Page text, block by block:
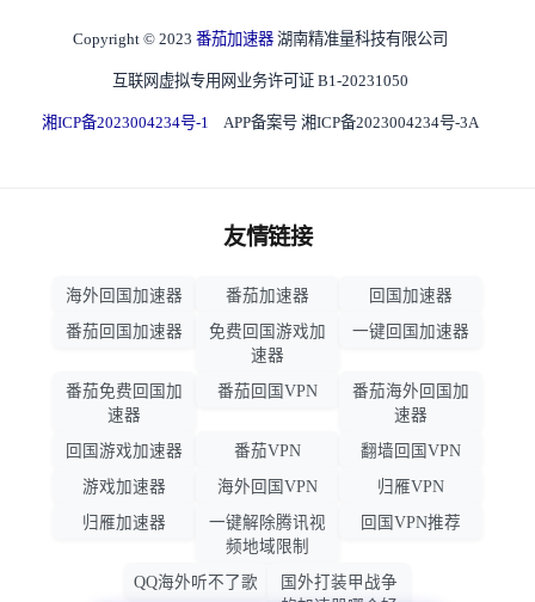
Copyright © 2023 番茄加速器 湖南精准量科技有限公司
互联网虚拟专用网业务许可证 B1-20231050
湘ICP备2023004234号-1 APP备案号 湘ICP备2023004234号-3A
友情链接
海外回国加速器 番茄加速器
回国加速器
番茄回国加速器
免费回国游戏加
速器
一键回国加速器
番茄免费回国加
速器
番茄回国VPN
番茄海外回国加
速器
回国游戏加速器
番茄VPN
翻墙回国VPN
游戏加速器
海外回国VPN
归雁VPN
归雁加速器
一键解除腾讯视
频地域限制
回国VPN推荐
QQ海外听不了歌
国外打装甲战争